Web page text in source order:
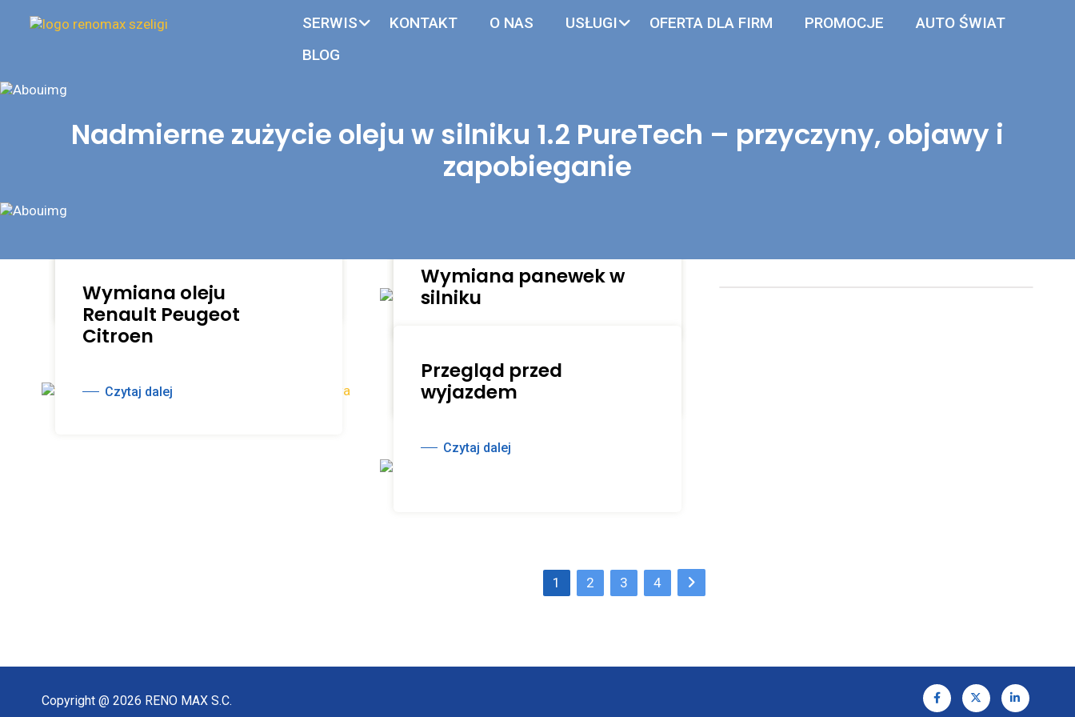
SERWIS KONTAKT O NAS USŁUGI OFERTA DLA FIRM PROMOCJE
AUTO ŚWIAT
BLOG
Nadmierne zużycie oleju w silniku 1.2 PureTech – przyczyny, objawy i
zapobieganie
Czytaj dalej
Wymiana oleju
Renault Peugeot
Citroen
Czytaj dalej
Wymiana panewek w
silniku
Przegląd przed
wyjazdem
Czytaj dalej
S
t
n
1 2 3 4
Copyright @ 2026 RENO MAX S.C.